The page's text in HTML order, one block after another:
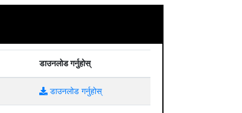
डाउनलोड गर्नुहोस्
डाउनलोड गर्नुहोस्